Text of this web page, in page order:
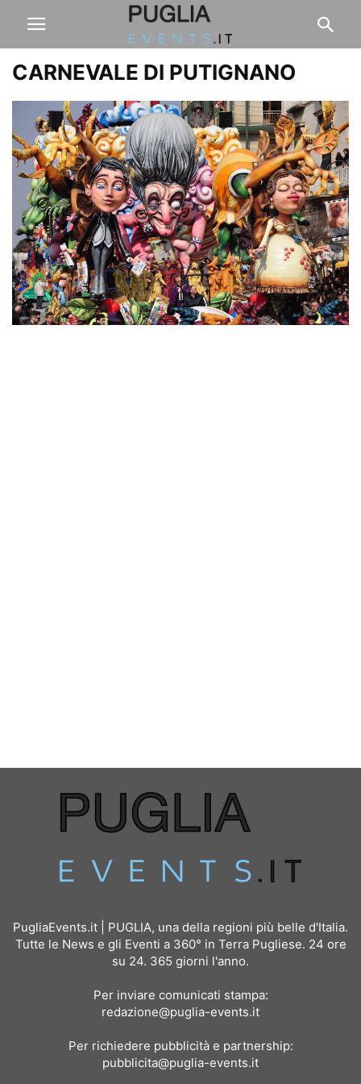
CARNEVALE DI PUTIGNANO
PugliaEvents.it | PUGLIA, una della regioni più belle d'Italia.
Tutte le News e gli Eventi a 360° in Terra Pugliese. 24 ore
su 24. 365 giorni l'anno.
Per inviare comunicati stampa:
redazione@puglia-events.it
Per richiedere pubblicità e partnership:
pubblicita@puglia-events.it